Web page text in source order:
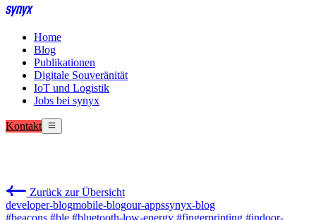
Home
Blog
Publikationen
Digitale Souveränität
IoT und Logistik
Jobs bei synyx
Kontakt
Zurück zur Übersicht
developer-blogmobile-blogour-appssynyx-blog